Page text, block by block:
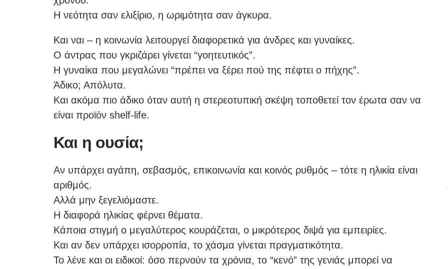
Η νεότητα σαν ελιξίριο, η ωριμότητα σαν άγκυρα.
Και ναι – η κοινωνία λειτουργεί διαφορετικά για άνδρες και γυναίκες.
Ο άντρας που γκριζάρει γίνεται “γοητευτικός”.
Η γυναίκα που μεγαλώνει “πρέπει να ξέρει πού της πέφτει ο πήχης”.
Άδικο; Απόλυτα.
Και ακόμα πιο άδικο όταν αυτή η στερεοτυπική σκέψη τοποθετεί τον έρωτα σαν να
είναι προϊόν shelf-life.
Και η ουσία;
Αν υπάρχει αγάπη, σεβασμός, επικοινωνία και κοινός ρυθμός – τότε η ηλικία είναι
αριθμός.
Αλλά μην ξεγελιόμαστε.
Η διαφορά ηλικίας φέρνει θέματα.
Κάποια στιγμή ο μεγαλύτερος κουράζεται, ο μικρότερος διψά για εμπειρίες.
Και αν δεν υπάρχει ισορροπία, το χάσμα γίνεται πραγματικότητα.
Το λένε και οι ειδικοί: όσο περνούν τα χρόνια, το “κενό” της γενιάς μπορεί να